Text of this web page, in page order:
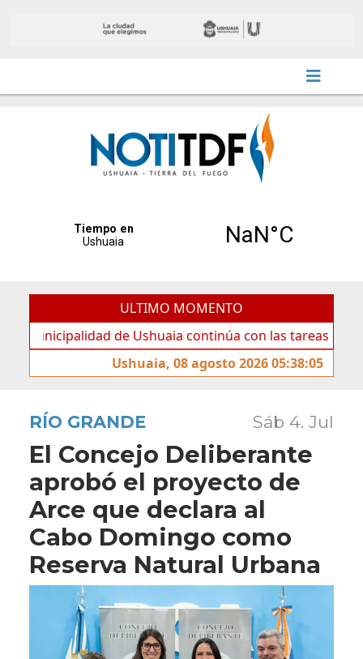
ULTIMO MOMENTO
de Ushuaia continúa con las tareas de
Ushuaia, 08 agosto 2026 05:38:05
RÍO GRANDE Sáb 4. Jul
El Concejo Deliberante
aprobó el proyecto de
Arce que declara al
Cabo Domingo como
Reserva Natural Urbana